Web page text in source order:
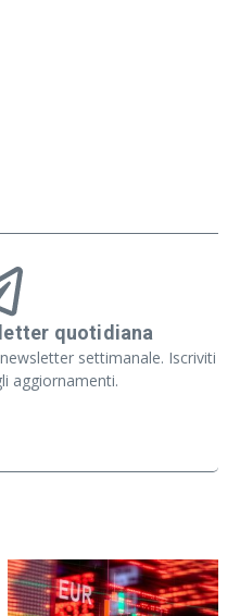
quotidiana
settimanale. Iscriviti
aggiornamenti.